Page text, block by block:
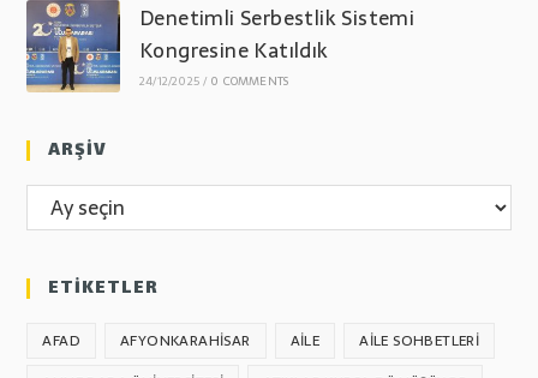
Denetimli Serbestlik Sistemi
Kongresine Katıldık
24/12/2025/ 0 COMMENTS
ARŞİV
ARŞİV
ETİKETLER
AFAD AFYONKARAHİSAR AILE
AILE SOHBETLERI